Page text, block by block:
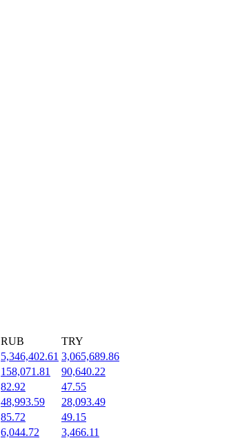
RUB
TRY
5,346,402.61 3,065,689.86
158,071.81
90,640.22
82.92
47.55
48,993.59
28,093.49
85.72
49.15
6,044.72
3,466.11